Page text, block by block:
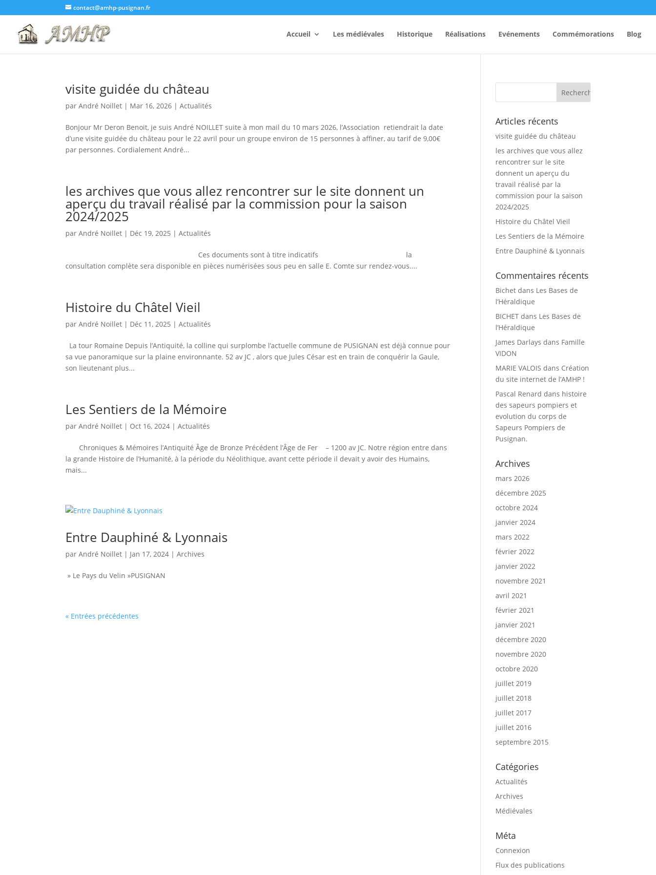
contact@amhp-pusignan.fr
Accueil Les médiévales Historique Réalisations Evénements Commémorations Blog
visite guidée du château
parAndré Noillet | Mar 16, 2026 |Actualités
Bonjour Mr Deron Benoit, je suis André NOILLET suite à mon mail du 10 mars 2026, l’Association retiendrait la date
d’une visite guidée du château pour le 22 avril pour un groupe environ de 15 personnes à affiner, au tarif de 9,00€
par personnes. Cordialement André...
les archives que vous allez rencontrer sur le site donnent un
aperçu du travail réalisé par la commission pour la saison
2024/2025
parAndré Noillet | Déc 19, 2025 |Actualités
Ces documents sont à titre indicatifs la
consultation complète sera disponible en pièces numérisées sous peu en salle E. Comte sur rendez-vous....
Histoire du Châtel Vieil
parAndré Noillet | Déc 11, 2025 |Actualités
La tour Romaine Depuis l’Antiquité, la colline qui surplombe l’actuelle commune de PUSIGNAN est déjà connue pour
sa vue panoramique sur la plaine environnante. 52 av JC , alors que Jules César est en train de conquérir la Gaule,
son lieutenant plus...
Les Sentiers de la Mémoire
parAndré Noillet | Oct 16, 2024 |Actualités
Chroniques & Mémoires l’Antiquité Âge de Bronze Précédent l’Âge de Fer – 1200 av JC. Notre région entre dans
la grande Histoire de l’Humanité, à la période du Néolithique, avant cette période il devait y avoir des Humains,
mais...
Entre Dauphiné & Lyonnais
parAndré Noillet | Jan 17, 2024 |Archives
» Le Pays du Velin »PUSIGNAN
« Entrées précédentes
Articles récents
visite guidée du château
les archives que vous allez
rencontrer sur le site
donnent un aperçu du
travail réalisé par la
commission pour la saison
2024/2025
Histoire du Châtel Vieil
Les Sentiers de la Mémoire
Entre Dauphiné & Lyonnais
Commentaires récents
Bichet dans Les Bases de
l’Héraldique
BICHET dans Les Bases de
l’Héraldique
James Darlays dans Famille
VIDON
MARIE VALOIS dans Création
du site internet de l’AMHP !
Pascal Renard dans histoire
des sapeurs pompiers et
evolution du corps de
Sapeurs Pompiers de
Pusignan.
Archives
mars 2026
décembre 2025
octobre 2024
janvier 2024
mars 2022
février 2022
janvier 2022
novembre 2021
avril 2021
février 2021
janvier 2021
décembre 2020
novembre 2020
octobre 2020
juillet 2019
juillet 2018
juillet 2017
juillet 2016
septembre 2015
Catégories
Actualités
Archives
Médiévales
Méta
Connexion
Flux des publications